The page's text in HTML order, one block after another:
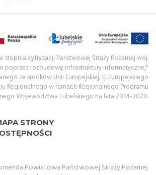
STRONY
Powiatowa Państwowej Straży Pożarnej
stopnia cyfryzacji Państwowej Straży Pożarnej woj.
poprzez rozbudowę infrastruktury informatycznej"
ze środków Unii Europejskiej, tj. Europejskiego
Regionalnego w ramach Regionalnego Programu
Województwa Lubelskiego na lata 2014-2020.